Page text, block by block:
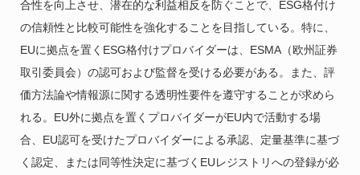
合性を向上させ、潜在的な利益相反を防ぐことで、ESG格付け
の信頼性と比較可能性を強化することを目指している。特に、
EUに拠点を置くESG格付けプロバイダーは、ESMA（欧州証券
取引委員会）の認可および監督を受ける必要がある。また、評
価方法論や情報源に関する透明性要件を遵守することが求めら
れる。EU外に拠点を置くプロバイダーがEU内で活動する場
合、EU認可を受けたプロバイダーによる承認、定量基準に基づ
く認定、または同等性決定に基づくEUレジストリへの登録が必